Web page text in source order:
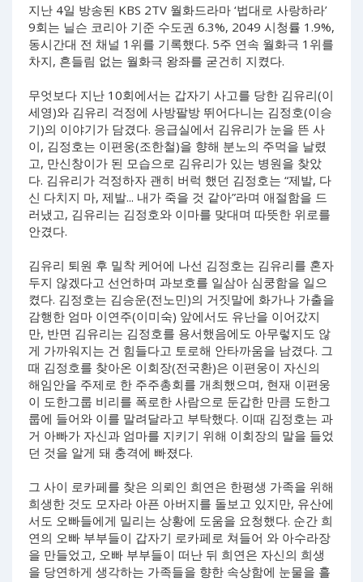
지난 4일 방송된 KBS 2TV 월화드라마 ‘법대로 사랑하라’
9회는 닐슨 코리아 기준 수도권 6.3%, 2049 시청률 1.9%,
동시간대 전 채널 1위를 기록했다. 5주 연속 월화극 1위를
차지, 흔들림 없는 월화극 왕좌를 굳건히 지켰다.
무엇보다 지난 10회에서는 갑자기 사고를 당한 김유리(이
세영)와 김유리 걱정에 사방팔방 뛰어다니는 김정호(이승
기)의 이야기가 담겼다. 응급실에서 김유리가 눈을 뜬 사
이, 김정호는 이편웅(조한철)을 향해 분노의 주먹을 날렸
고, 만신창이가 된 모습으로 김유리가 있는 병원을 찾았
다. 김유리가 걱정하자 괜히 버럭 했던 김정호는 “제발, 다
신 다치지 마, 제발... 내가 죽을 것 같아”라며 애절함을 드
러냈고, 김유리는 김정호와 이마를 맞대며 따뜻한 위로를
안겼다.
김유리 퇴원 후 밀착 케어에 나선 김정호는 김유리를 혼자
두지 않겠다고 선언하며 과보호를 일삼아 심쿵함을 일으
켰다. 김정호는 김승운(전노민)의 거짓말에 화가나 가출을
감행한 엄마 이연주(이미숙) 앞에서도 유난을 이어갔지
만, 반면 김유리는 김정호를 용서했음에도 아무렇지도 않
게 가까워지는 건 힘들다고 토로해 안타까움을 남겼다. 그
때 김정호를 찾아온 이회장(전국환)은 이편웅이 자신의
해임안을 주제로 한 주주총회를 개최했으며, 현재 이편웅
이 도한그룹 비리를 폭로한 사람으로 둔갑한 만큼 도한그
룹에 들어와 이를 말려달라고 부탁했다. 이때 김정호는 과
거 아빠가 자신과 엄마를 지키기 위해 이회장의 말을 들었
던 것을 알게 돼 충격에 빠졌다.
그 사이 로카페를 찾은 의뢰인 희연은 한평생 가족을 위해
희생한 것도 모자라 아픈 아버지를 돌보고 있지만, 유산에
서도 오빠들에게 밀리는 상황에 도움을 요청했다. 순간 희
연의 오빠 부부들이 갑자기 로카페로 쳐들어 와 아수라장
을 만들었고, 오빠 부부들이 떠난 뒤 희연은 자신의 희생
을 당연하게 생각하는 가족들을 향한 속상함에 눈물을 흘